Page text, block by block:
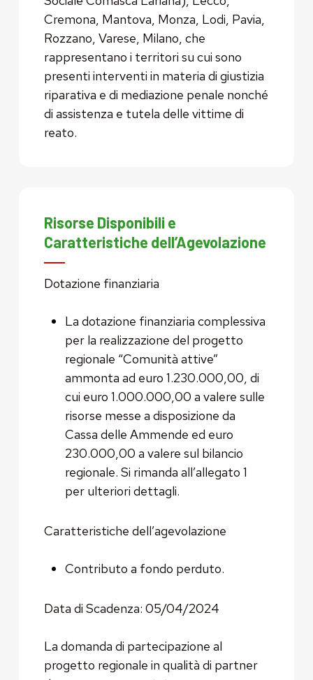
Cremona, Mantova, Monza, Lodi, Pavia,
Rozzano, Varese, Milano, che
rappresentano i territori su cui sono
presenti interventi in materia di giustizia
riparativa e di mediazione penale nonché
di assistenza e tutela delle vittime di
reato.
Risorse Disponibili e
Caratteristiche dell’Agevolazione
Dotazione finanziaria
La dotazione finanziaria complessiva
per la realizzazione del progetto
regionale “Comunità attive”
ammonta ad euro 1.230.000,00, di
cui euro 1.000.000,00 a valere sulle
risorse messe a disposizione da
Cassa delle Ammende ed euro
230.000,00 a valere sul bilancio
regionale. Si rimanda all’allegato 1
per ulteriori dettagli.
Caratteristiche dell’agevolazione
Contributo a fondo perduto.
Data di Scadenza: 05/04/2024
La domanda di partecipazione al
progetto regionale in qualità di partner